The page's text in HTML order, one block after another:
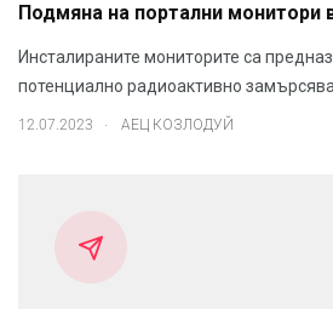
Подмяна на портални монитори
Инсталираните мониторите са
потенциално радиоактивно
12.07.2023 . АЕЦ КОЗЛОДУЙ